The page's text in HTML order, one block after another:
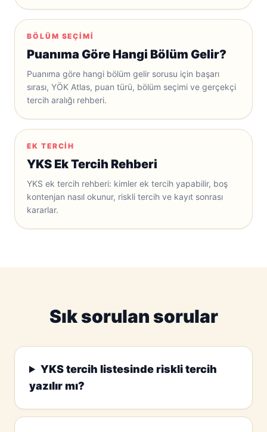
BÖLÜM SEÇIMI
Puanıma Göre Hangi Bölüm Gelir?
Puanıma göre hangi bölüm gelir sorusu için başarı
sırası, YÖK Atlas, puan türü, bölüm seçimi ve gerçekçi
tercih aralığı rehberi.
EK TERCIH
YKS Ek Tercih Rehberi
YKS ek tercih rehberi: kimler ek tercih yapabilir, boş
kontenjan nasıl okunur, riskli tercih ve kayıt sonrası
kararlar.
Sık sorulan sorular
YKS tercih listesinde riskli tercih
yazılır mı?